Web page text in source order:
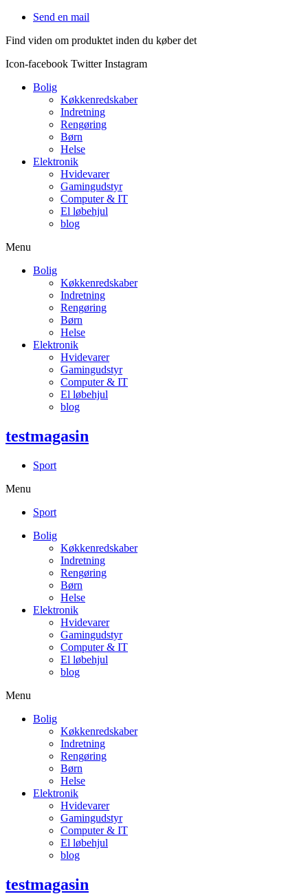
Videre
indhold
Send en mail
Find viden om produktet inden du køber det
Icon-facebook Twitter Instagram
Bolig
Køkkenredskaber
Indretning
Rengøring
Børn
Helse
Elektronik
Hvidevarer
Gamingudstyr
Computer & IT
El løbehjul
blog
Menu
Bolig
Køkkenredskaber
Indretning
Rengøring
Børn
Helse
Elektronik
Hvidevarer
Gamingudstyr
Computer & IT
El løbehjul
blog
testmagasin
Sport
Menu
Sport
Bolig
Køkkenredskaber
Indretning
Rengøring
Børn
Helse
Elektronik
Hvidevarer
Gamingudstyr
Computer & IT
El løbehjul
blog
Menu
Bolig
Køkkenredskaber
Indretning
Rengøring
Børn
Helse
Elektronik
Hvidevarer
Gamingudstyr
Computer & IT
El løbehjul
blog
testmagasin